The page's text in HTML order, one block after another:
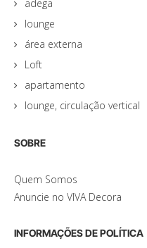
adega
lounge
área externa
Loft
apartamento
lounge, circulação vertical
SOBRE
Quem Somos
Anuncie no VIVA Decora
INFORMAÇÕES DE POLÍTICA